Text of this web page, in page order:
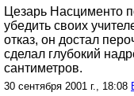
Цезарь Насцименто
убедить своих
отказ, он достал
сделал глубокий
сантиметров.
30 сентября 2001 г., 18:08